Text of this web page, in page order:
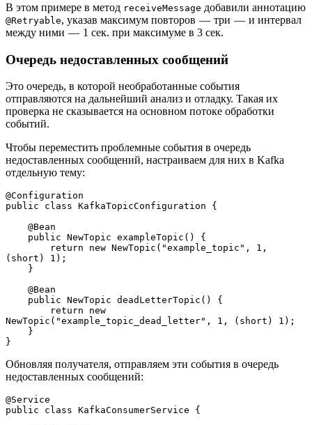
В этом примере в метод receiveMessage добавили аннотацию
@Retryable, указав максимум повторов — три — и интервал
между ними — 1 сек. при максимуме в 3 сек.
Очередь недоставленных сообщений
Это очередь, в которой необработанные события
отправляются на дальнейший анализ и отладку. Такая их
проверка не сказывается на основном потоке обработки
событий.
Чтобы переместить проблемные события в очередь
недоставленных сообщений, настраиваем для них в Kafka
отдельную тему:
@Configuration
public class KafkaTopicConfiguration {
    @Bean
    public NewTopic exampleTopic() {
(short) 1);
    }
    @Bean
    public NewTopic deadLetterTopic() {
NewTopic("example_topic_dead_letter", 1, (short) 1);
    }
}
Обновляя получателя, отправляем эти события в очередь
недоставленных сообщений:
@Service
public class KafkaConsumerService {